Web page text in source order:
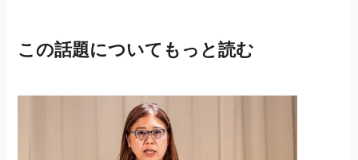
この話題についてもっと読む